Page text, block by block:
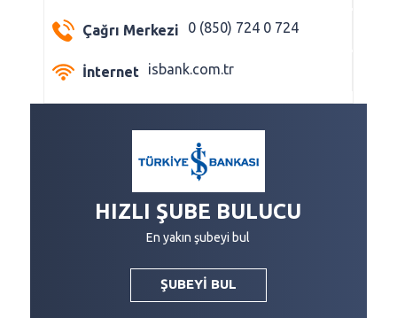
Çağrı Merkezi 0 (850) 724 0 724
İnternet isbank.com.tr
HIZLI ŞUBE BULUCU
En yakın şubeyi bul
ŞUBEYİ BUL